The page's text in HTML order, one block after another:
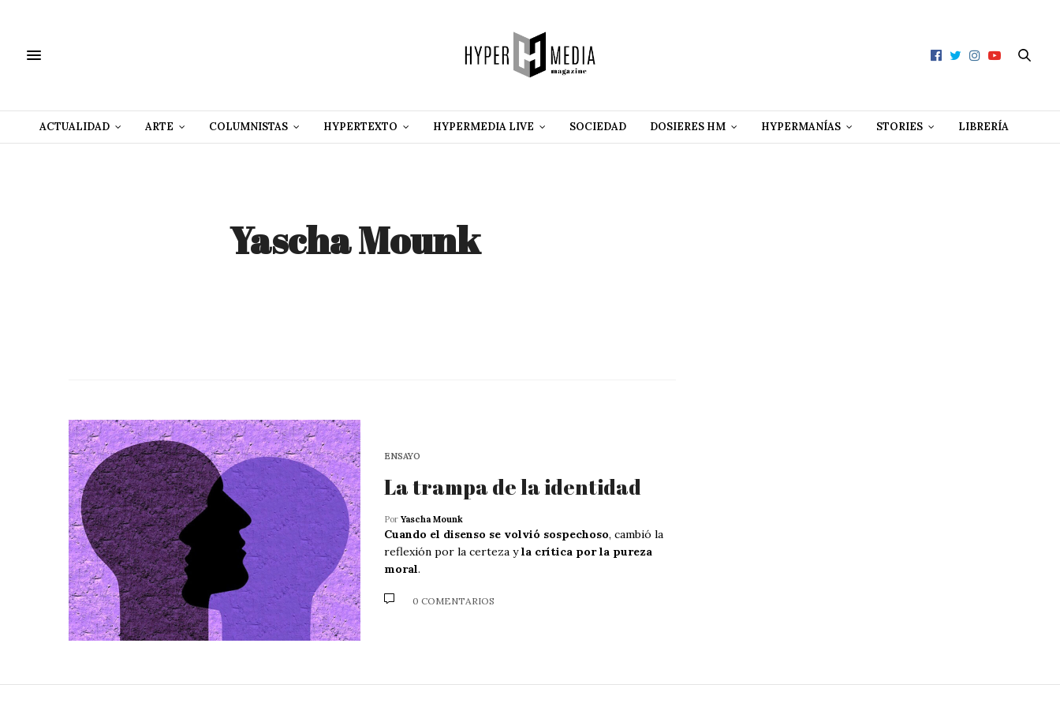
ACTUALIDAD ARTE COLUMNISTAS HYPERTEXTO HYPERMEDIA LIVE SOCIEDAD DOSIERES HM HYPERMANÍAS STORIES LIBRERÍA
Yascha Mounk
ENSAYO
La trampa de la identidad
Por Yascha Mounk
Cuando el disenso se volvió sospechoso, cambió la
reflexión por la certeza yla crítica por la pureza
moral.
0 COMENTARIOS